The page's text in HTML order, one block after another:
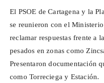
El PSOE de Cartagena y la
se reunieron con el
reclamar respuestas frente a
pesados en zonas como
Presentaron documentación
como Torreciega y Estación.